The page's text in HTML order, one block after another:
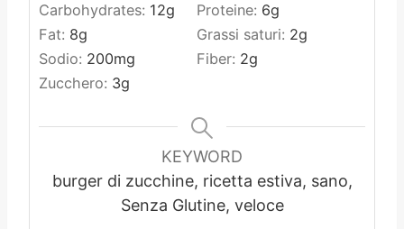
Carbohydrates: 12g Proteine: 6g
Fat: 8g Grassi saturi: 2g
Sodio: 200mg Fiber: 2g
Zucchero: 3g
KEYWORD
burger di zucchine, ricetta estiva, sano,
Senza Glutine, veloce